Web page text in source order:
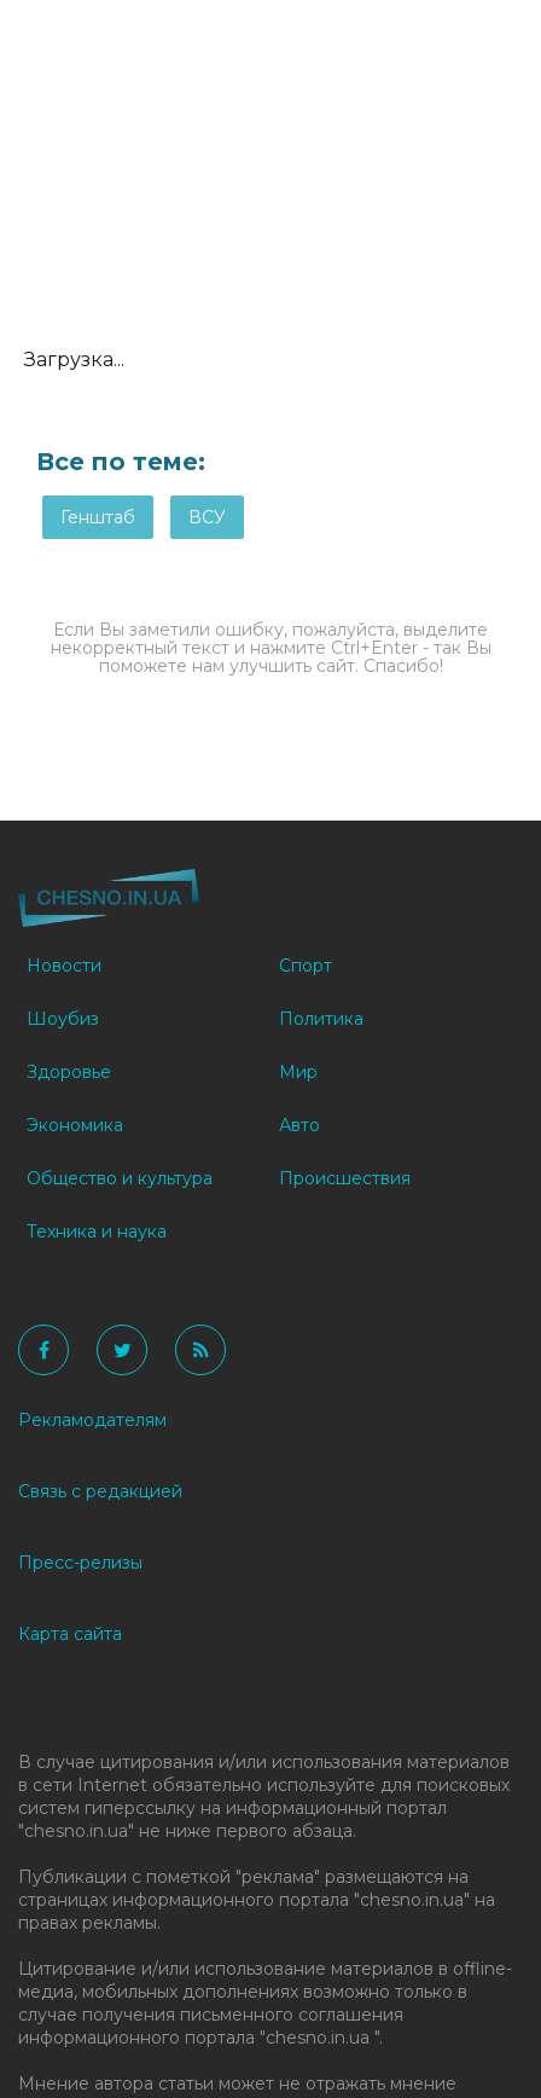
Загрузка...
Все по теме:
Генштаб ВСУ
Если Вы заметили ошибку, пожалуйста, выделите
некорректный текст и нажмите Ctrl+Enter - так Вы
поможете нам улучшить сайт. Спасибо!
Новости Спорт
Шоубиз Политика
Здоровье Мир
Экономика Авто
Общество и культура Происшествия
Техника и наука
Рекламодателям
Связь с редакцией
Пресс-релизы
Карта сайта
В случае цитирования и/или использования материалов
в сети Internet обязательно используйте для поисковых
систем гиперссылку на информационный портал
"chesno.in.ua" не ниже первого абзаца.
Публикации с пометкой "реклама" размещаются на
страницах информационного портала "chesno.in.ua" на
правах рекламы.
Цитирование и/или использование материалов в offline-
медиа, мобильных дополнениях возможно только в
случае получения письменного соглашения
информационного портала "chesno.in.ua ".
Мнение автора статьи может не отражать мнение